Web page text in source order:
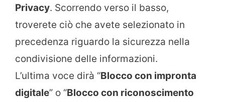
Privacy. Scorrendo verso il basso,
troverete ciò che avete selezionato in
precedenza riguardo la sicurezza nella
condivisione delle informazioni.
L’ultima voce dirà “Blocco con impronta
digitale” o “Blocco con riconoscimento